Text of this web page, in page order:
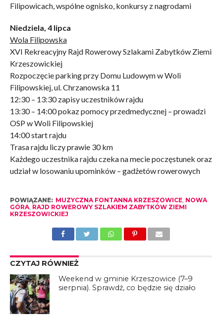
Filipowicach, wspólne ognisko, konkursy z nagrodami
Niedziela, 4 lipca
Wola Filipowska
XVI Rekreacyjny Rajd Rowerowy Szlakami Zabytków Ziemi
Krzeszowickiej
Rozpoczęcie parking przy Domu Ludowym w Woli
Filipowskiej, ul. Chrzanowska 11
12:30 – 13:30 zapisy uczestników rajdu
13:30 – 14:00 pokaz pomocy przedmedycznej – prowadzi
OSP w Woli Filipowskiej
14:00 start rajdu
Trasa rajdu liczy prawie 30 km
Każdego uczestnika rajdu czeka na mecie poczęstunek oraz
udział w losowaniu upominków – gadżetów rowerowych
POWIĄZANE: MUZYCZNA FONTANNA KRZESZOWICE, NOWA
GÓRA, RAJD ROWEROWY SZLAKIEM ZABYTKÓW ZIEMI
KRZESZOWICKIEJ
CZYTAJ RÓWNIEŻ
Weekend w gminie Krzeszowice (7–9
sierpnia). Sprawdź, co będzie się działo